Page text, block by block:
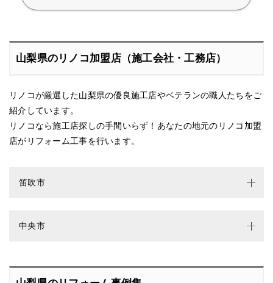
山梨県のリノコ加盟店（施工会社・工務店）
リノコが厳選した山梨県の優良施工店やベテランの職人たちをご
紹介しています。
リノコなら施工店探しの手間いらず！あなたの地元のリノコ加盟
店がリフォーム工事を行います。
笛吹市
中央市